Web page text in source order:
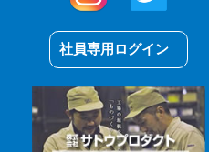
社員専用ログイン